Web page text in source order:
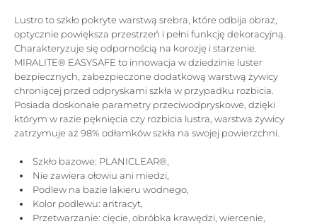
Lustro to szkło pokryte warstwą srebra, które odbija obraz,
optycznie powiększa przestrzeń i pełni funkcję dekoracyjną.
Charakteryzuje się odpornością na korozję i starzenie.
MIRALITE® EASYSAFE to innowacja w dziedzinie luster
bezpiecznych, zabezpieczone dodatkową warstwą żywicy
chroniącej przed odpryskami szkła w przypadku rozbicia.
Posiada doskonałe parametry przeciwodpryskowe, dzięki
którym w razie pęknięcia czy rozbicia lustra, warstwa żywicy
zatrzymuje aż 98% odłamków szkła na swojej powierzchni.
Szkło bazowe: PLANICLEAR®,
Nie zawiera ołowiu ani miedzi,
Podlew na bazie lakieru wodnego,
Kolor podlewu: antracyt,
Przetwarzanie: cięcie, obróbka krawędzi, wiercenie,